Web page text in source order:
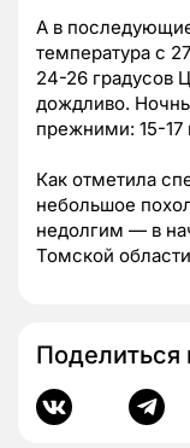
А в
температура с
24-26 градусов
дождливо.
прежними: 15-17
Как отметила
небольшое
недолгим — в
Томской
Поделиться